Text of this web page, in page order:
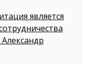
является